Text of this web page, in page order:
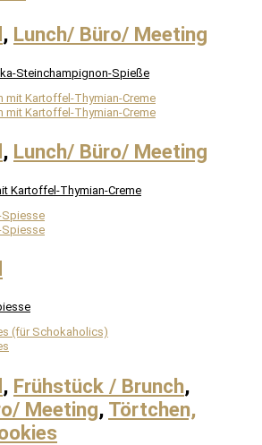
, Lunch/ Büro/ Meeting
Steinchampignon-Spieße
, Lunch/ Büro/ Meeting
Kartoffel-Thymian-Creme
, Frühstück / Brunch,
Meeting, Törtchen,